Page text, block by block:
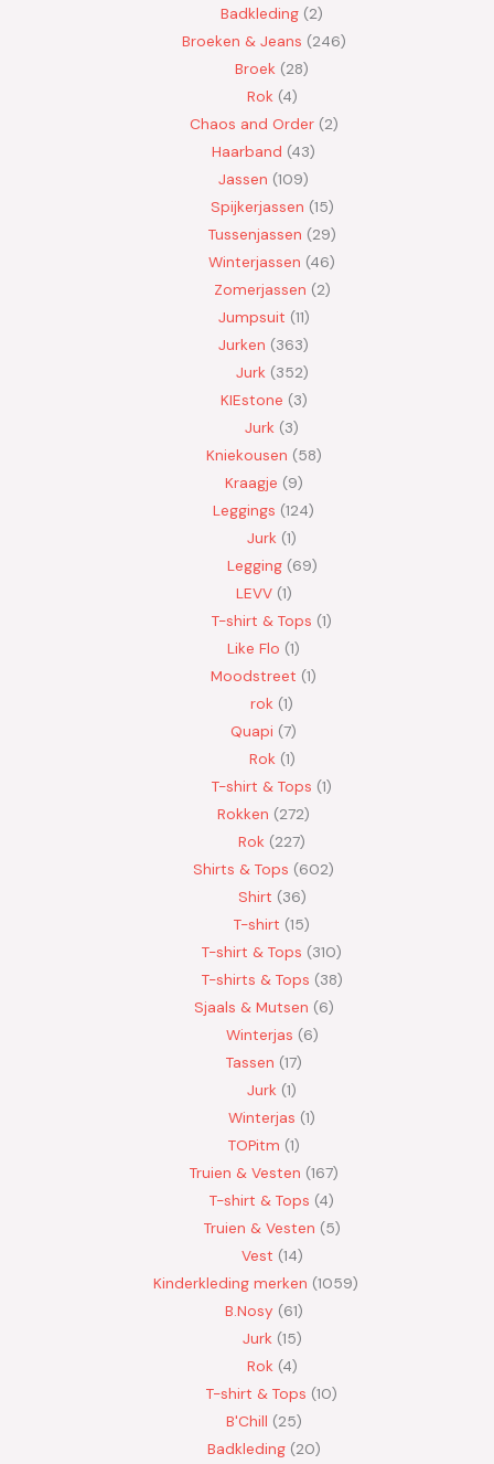
Badkleding 2
Broeken & Jeans 246
Broek 28
Rok 4
Chaos and Order 2
Haarband 43
Jassen 109
Spijkerjassen 15
Tussenjassen 29
Winterjassen 46
Zomerjassen 2
Jumpsuit 11
Jurken 363
Jurk 352
KIEstone 3
Jurk 3
Kniekousen 58
Kraagje 9
Leggings 124
Jurk 1
Legging 69
LEVV 1
T-shirt & Tops 1
Like Flo 1
Moodstreet 1
rok 1
Quapi 7
Rok 1
T-shirt & Tops 1
Rokken 272
Rok 227
Shirts & Tops 602
Shirt 36
T-shirt 15
T-shirt & Tops 310
T-shirts & Tops 38
Sjaals & Mutsen 6
Winterjas 6
Tassen 17
Jurk 1
Winterjas 1
TOPitm 1
Truien & Vesten 167
T-shirt & Tops 4
Truien & Vesten 5
Vest 14
Kinderkleding merken 1059
B.Nosy 61
Jurk 15
Rok 4
T-shirt & Tops 10
B'Chill 25
Badkleding 20